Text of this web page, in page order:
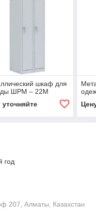
шкаф для
ШРМ – 22М
уточняйте
год
207, Алматы, Казахстан